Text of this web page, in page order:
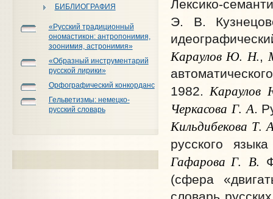
БИБЛИОГРАФИЯ
«Русский традиционный
ономастикон: антропонимия,
зоонимия, астронимия»
«Образный инструментарий
русской лирики»
Орфографический конкорданс
Гельветизмы: немецко-
русский словарь
Лексико-
Э.
В.
Караулов Ю. Н.,
1982. Караулов
Черкасова Г. А.
Кильдибекова Т.
русского
Гафарова Г. В.
(сфера